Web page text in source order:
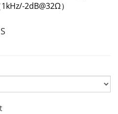
2dB@32Ω）